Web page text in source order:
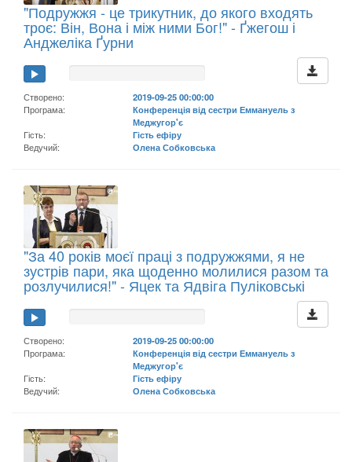
"Подружжя - це трикутник, до якого входять
троє: Він, Вона і між ними Бог!" - Ґжегош і
Анджеліка Ґурни
Створено:
2019-09-25 00:00:00
Програма:
Конференція від сестри Еммануель з
Меджугор'є
Гість:
Гість ефіру
Ведучий:
Олена Собковська
"За 40 років моєї праці з подружжями, я не
зустрів пари, яка щоденно молилися разом та
розлучилися!" - Яцек та Ядвіга Пуліковські
Створено:
2019-09-25 00:00:00
Програма:
Конференція від сестри Еммануель з
Меджугор'є
Гість:
Гість ефіру
Ведучий:
Олена Собковська